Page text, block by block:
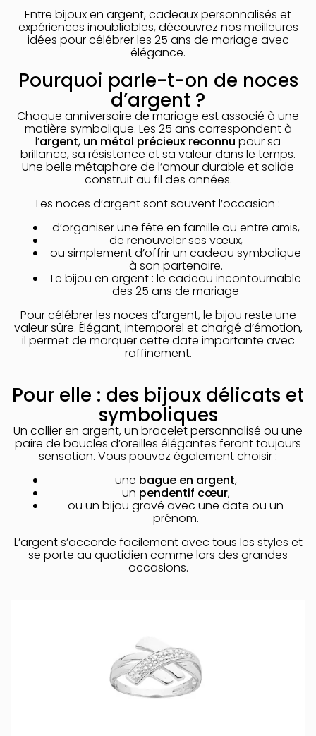
Entre bijoux en argent, cadeaux personnalisés et
expériences inoubliables, découvrez nos meilleures
idées pour célébrer les 25 ans de mariage avec
élégance.
Pourquoi parle-t-on de noces
d’argent ?
Chaque anniversaire de mariage est associé à une
matière symbolique. Les 25 ans correspondent à
l’argent, un métal précieux reconnu pour sa
brillance, sa résistance et sa valeur dans le temps.
Une belle métaphore de l’amour durable et solide
construit au fil des années.
Les noces d’argent sont souvent l’occasion :
d’organiser une fête en famille ou entre amis,
de renouveler ses vœux,
ou simplement d’offrir un cadeau symbolique
à son partenaire.
Le bijou en argent : le cadeau incontournable
des 25 ans de mariage
Pour célébrer les noces d’argent, le bijou reste une
valeur sûre. Élégant, intemporel et chargé d’émotion,
il permet de marquer cette date importante avec
raffinement.
Pour elle : des bijoux délicats et
symboliques
Un collier en argent, un bracelet personnalisé ou une
paire de boucles d’oreilles élégantes feront toujours
sensation. Vous pouvez également choisir :
une bague en argent,
un pendentif cœur,
ou un bijou gravé avec une date ou un
prénom.
L’argent s’accorde facilement avec tous les styles et
se porte au quotidien comme lors des grandes
occasions.